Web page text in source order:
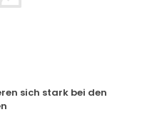
sich stark bei den